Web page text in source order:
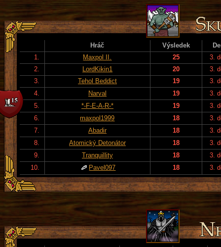
Hráč Výsledek
1.
Maxpol II. 25
3.
2.
LordKikin1 20
3.
3.
Tehol Beddict 19
3.
4.
Narval 19
3.
5.
*-F-E-A-R-* 19
3.
6.
maxpol1999 18
3.
7.
Abadir 18
3.
8.
Atomický Detonátor 18
3.
9.
Tranquillity 18
3.
10.
Pavel097 18 3.